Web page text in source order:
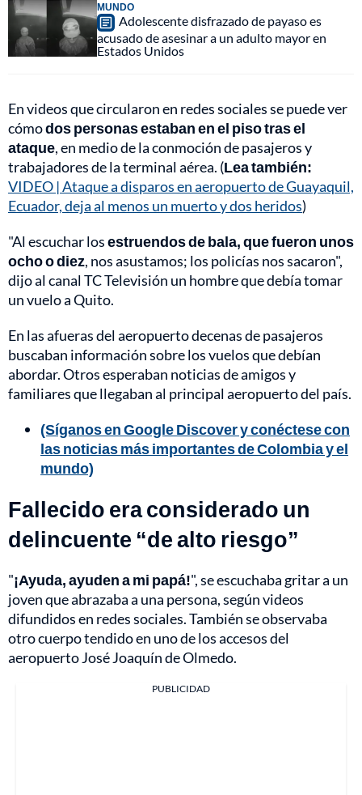
MUNDO
Adolescente disfrazado de payaso es
acusado de asesinar a un adulto mayor en
Estados Unidos
En videos que circularon en redes sociales se puede ver
cómodos personas estaban en el piso tras el
ataque, en medio de la conmoción de pasajeros y
trabajadores de la terminal aérea. (Lea también:
VIDEO | Ataque a disparos en aeropuerto de Guayaquil,
Ecuador, deja al menos un muerto y dos heridos)
"Al escuchar losestruendos de bala, que fueron unos
ocho o diez, nos asustamos; los policías nos sacaron",
dijo al canal TC Televisión un hombre que debía tomar
un vuelo a Quito.
En las afueras del aeropuerto decenas de pasajeros
buscaban información sobre los vuelos que debían
abordar. Otros esperaban noticias de amigos y
familiares que llegaban al principal aeropuerto del país.
(Síganos en Google Discover y conéctese con
las noticias más importantes de Colombia y el
mundo)
Fallecido era considerado un
delincuente “de alto riesgo”
"¡Ayuda, ayuden a mi papá!", se escuchaba gritar a un
joven que abrazaba a una persona, según videos
difundidos en redes sociales. También se observaba
otro cuerpo tendido en uno de los accesos del
aeropuerto José Joaquín de Olmedo.
PUBLICIDAD